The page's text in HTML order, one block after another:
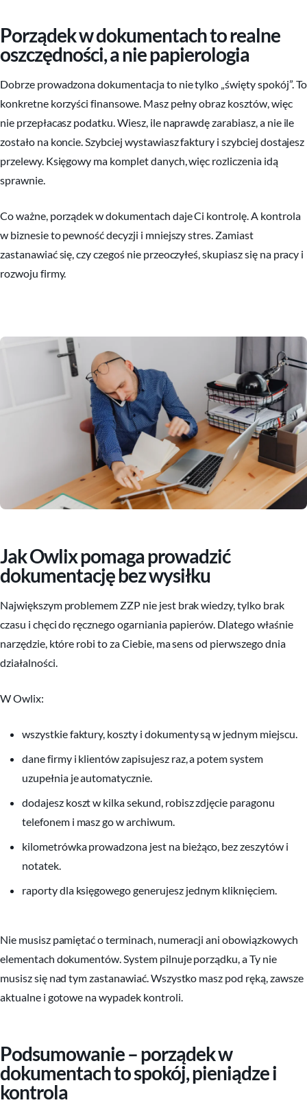
Porządek w dokumentach to realne
oszczędności, a nie papierologia
Dobrze prowadzona dokumentacja to nie tylko „święty spokój”. To
konkretne korzyści finansowe. Masz pełny obraz kosztów, więc
nie przepłacasz podatku. Wiesz, ile naprawdę zarabiasz, a nie ile
zostało na koncie. Szybciej wystawiasz faktury i szybciej dostajesz
przelewy. Księgowy ma komplet danych, więc rozliczenia idą
sprawnie.
Co ważne, porządek w dokumentach daje Ci kontrolę. A kontrola
w biznesie to pewność decyzji i mniejszy stres. Zamiast
zastanawiać się, czy czegoś nie przeoczyłeś, skupiasz się na pracy i
rozwoju firmy.
Jak Owlix pomaga prowadzić
dokumentację bez wysiłku
Największym problemem ZZP nie jest brak wiedzy, tylko brak
czasu i chęci do ręcznego ogarniania papierów. Dlatego właśnie
narzędzie, które robi to za Ciebie, ma sens od pierwszego dnia
działalności.
W Owlix:
wszystkie faktury, koszty i dokumenty są w jednym miejscu.
dane firmy i klientów zapisujesz raz, a potem system
uzupełnia je automatycznie.
dodajesz koszt w kilka sekund, robisz zdjęcie paragonu
telefonem i masz go w archiwum.
kilometrówka prowadzona jest na bieżąco, bez zeszytów i
notatek.
raporty dla księgowego generujesz jednym kliknięciem.
Nie musisz pamiętać o terminach, numeracji ani obowiązkowych
elementach dokumentów. System pilnuje porządku, a Ty nie
musisz się nad tym zastanawiać. Wszystko masz pod ręką, zawsze
aktualne i gotowe na wypadek kontroli.
Podsumowanie – porządek w
dokumentach to spokój, pieniądze i
kontrola